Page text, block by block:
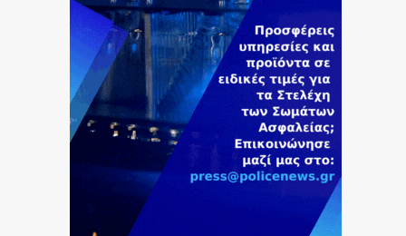
ΑΣΤΥΝΟΜΙΚΟ ΡΕΠΟΡΤΑΖ
Η ΦΩΝΗ ΣΟΥ
ΟΠΛΑ/ΕΞΟΠΛΙΣΜΟΣ